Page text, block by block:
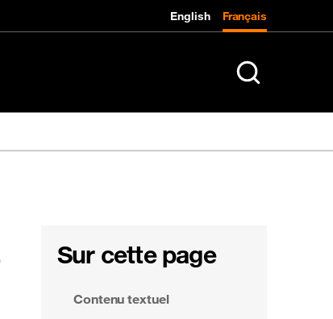
English Français
Rechercher sur
Sur cette page
Contenu textuel